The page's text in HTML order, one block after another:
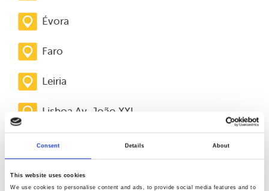
Consent Details About
This website uses cookies
We use cookies to personalise content and ads, to provide social media features and to
Évora
Faro
Leiria
Lisboa Av. João XXI
Lisboa Marquês
Lisboa Picoas